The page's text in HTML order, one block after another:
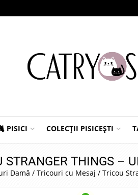
PISICI COLECȚII PISICEȘTI
STRANGER THINGS –
Damă / Tricouri cu Mesaj / Tricou